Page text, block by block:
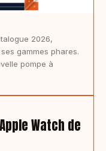
2026,
gammes phares.
pompe à
Watch de